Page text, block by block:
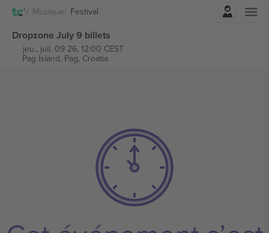
Musique Festival
Dropzone July 9 billets
jeu., juil. 09 26, 12:00 CEST
Pag Island, Pag, Croatia